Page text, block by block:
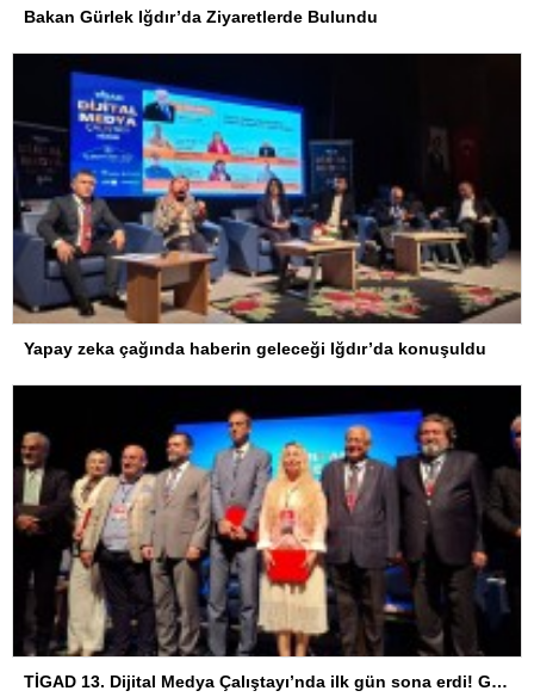
Bakan Gürlek Iğdır’da Ziyaretlerde Bulundu
Yapay zeka çağında haberin geleceği Iğdır’da konuşuldu
TİGAD 13. Dijital Medya Çalıştayı’nda ilk gün sona erdi! Gazeteciliğin dijital dönüşümü Iğdır’da ele alındı